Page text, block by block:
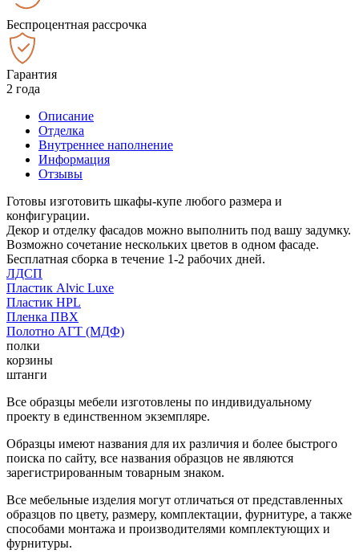
Беспроцентная рассрочка
Гарантия
2 года
Описание
Отделка
Внутреннее наполнение
Информация
Отзывы
Готовы изготовить шкафы-купе любого размера и
конфигурации.
Декор и отделку фасадов можно выполнить под вашу задумку.
Возможно сочетание нескольких цветов в одном фасаде.
Бесплатная сборка в течение 1-2 рабочих дней.
ЛДСП
Пластик Alvic Luxe
Пластик HPL
Пленка ПВХ
Полотно АГТ (МДФ)
полки
корзины
штанги
Все образцы мебели изготовлены по индивидуальному
проекту в единственном экземпляре.
Образцы имеют названия для их различия и более быстрого
поиска по сайту, все названия образцов не являются
зарегистрированным товарным знаком.
Все мебельные изделия могут отличаться от представленных
образцов по цвету, размеру, комплектации, фурнитуре, а также
способами монтажа и производителями комплектующих и
фурнитуры.